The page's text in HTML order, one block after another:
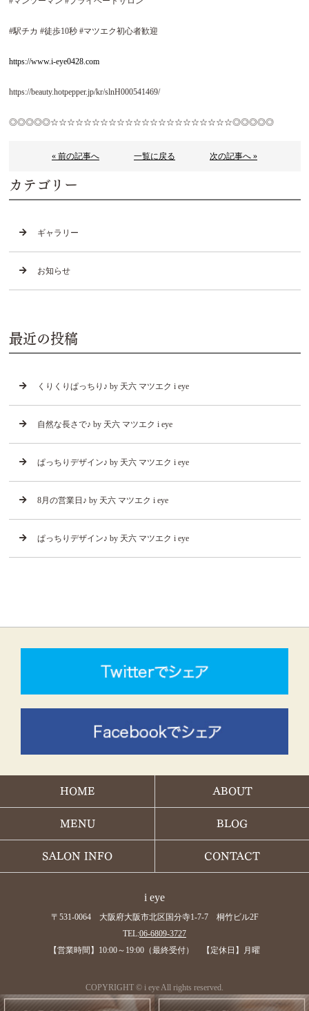
#駅チカ #徒歩10秒#マツエク初心者歓迎
https://www.i-eye0428.com
https://beauty.hotpepper.jp/kr/slnH000541469/
◎◎◎◎◎☆☆☆☆☆☆☆☆☆☆☆☆☆☆☆☆☆☆☆☆☆☆◎◎◎◎◎
« 前の記事へ 一覧に戻る 次の記事へ »
カテゴリー
ギャラリー
お知らせ
最近の投稿
くりくりぱっちり♪ by 天六 マツエク i eye
自然な長さで♪ by 天六 マツエク i eye
ぱっちりデザイン♪ by 天六 マツエク i eye
8月の営業日♪ by 天六 マツエク i eye
ぱっちりデザイン♪ by 天六 マツエク i eye
HOME ABOUT
MENU BLOG
SALON INFO CONTACT
i eye
〒531-0064 大阪府大阪市北区国分寺1-7-7 桐竹ビル2F
TEL:06-6809-3727
【営業時間】10:00～19:00（最終受付） 【定休日】月曜
COPYRIGHT © i eye All rights reserved.